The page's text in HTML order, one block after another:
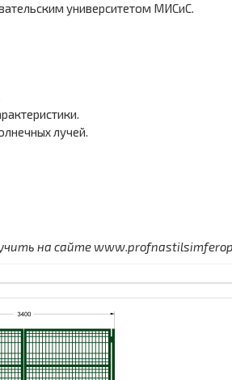
университетом МИСиС.
лучей.
на сайте